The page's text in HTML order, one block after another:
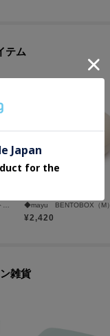
テム
◆mayu BENTOBOX（M
¥2,420
雑貨